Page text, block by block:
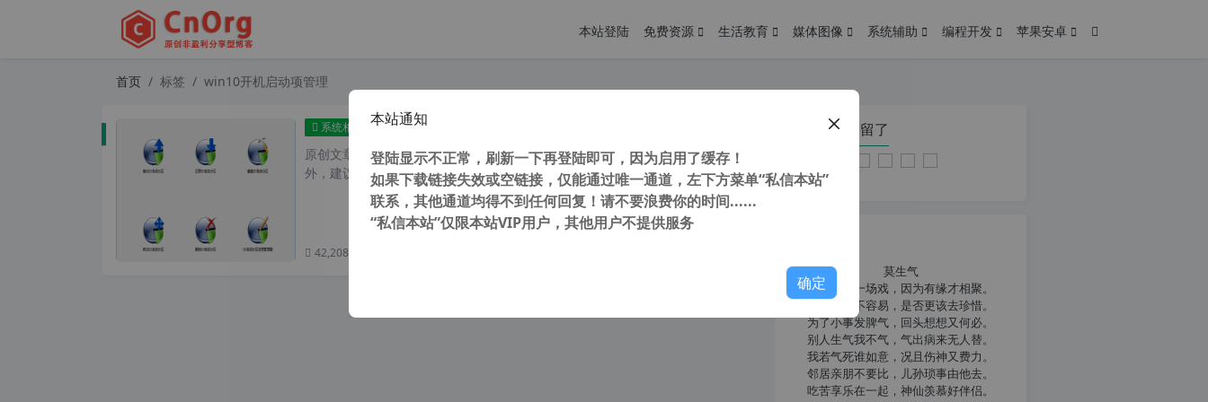
本站登陆 免费资源 生活教育 媒体图像 系统辅助 编程开发 苹果安卓
首页 标签 win10开机启动项管理
系统相关 EasyUEFI Enterprise (windows启动项管理工具) v5.1 中文企业破解版
原创文章，转载请注明： 转载自cnorg.12hp.de 注意：由于网站空间位于国
外，建议避开晚上的访问高峰期...
42,208 次浏览
您在本页停留了
莫生气
人生就像一场戏，因为有缘才相聚。
相扶到老不容易，是否更该去珍惜。
为了小事发脾气，回头想想又何必。
别人生气我不气，气出病来无人替。
我若气死谁如意，况且伤神又费力。
邻居亲朋不要比，儿孙琐事由他去。
吃苦享乐在一起，神仙羡慕好伴侣。
本站通知
登陆显示不正常，刷新一下再登陆即可，因为启用了缓存！
如果下载链接失效或空链接，仅能通过唯一通道，左下方菜单“私信本站”
联系，其他通道均得不到任何回复！请不要浪费你的时间......
“私信本站”仅限本站VIP用户，其他用户不提供服务
确定